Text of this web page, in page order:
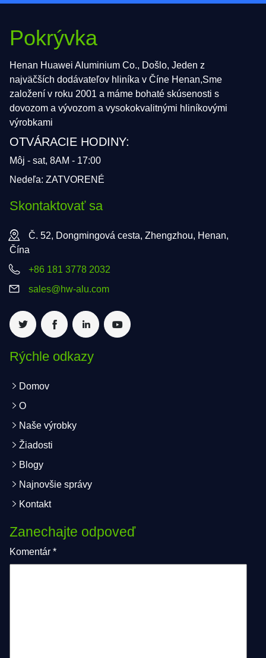
Pokrývka
Henan Huawei Aluminium Co., Došlo, Jeden z
najväčších dodávateľov hliníka v Číne Henan,Sme
založení v roku 2001 a máme bohaté skúsenosti s
dovozom a vývozom a vysokokvalitnými hliníkovými
výrobkami
OTVÁRACIE HODINY:
Môj - sat, 8AM - 17:00
Nedeľa: ZATVORENÉ
Skontaktovať sa
Č. 52, Dongmingová cesta, Zhengzhou, Henan,
Čína
+86 181 3778 2032
sales@hw-alu.com
Rýchle odkazy
Domov
O
Naše výrobky
Žiadosti
Blogy
Najnovšie správy
Kontakt
Zanechajte odpoveď
Komentár *